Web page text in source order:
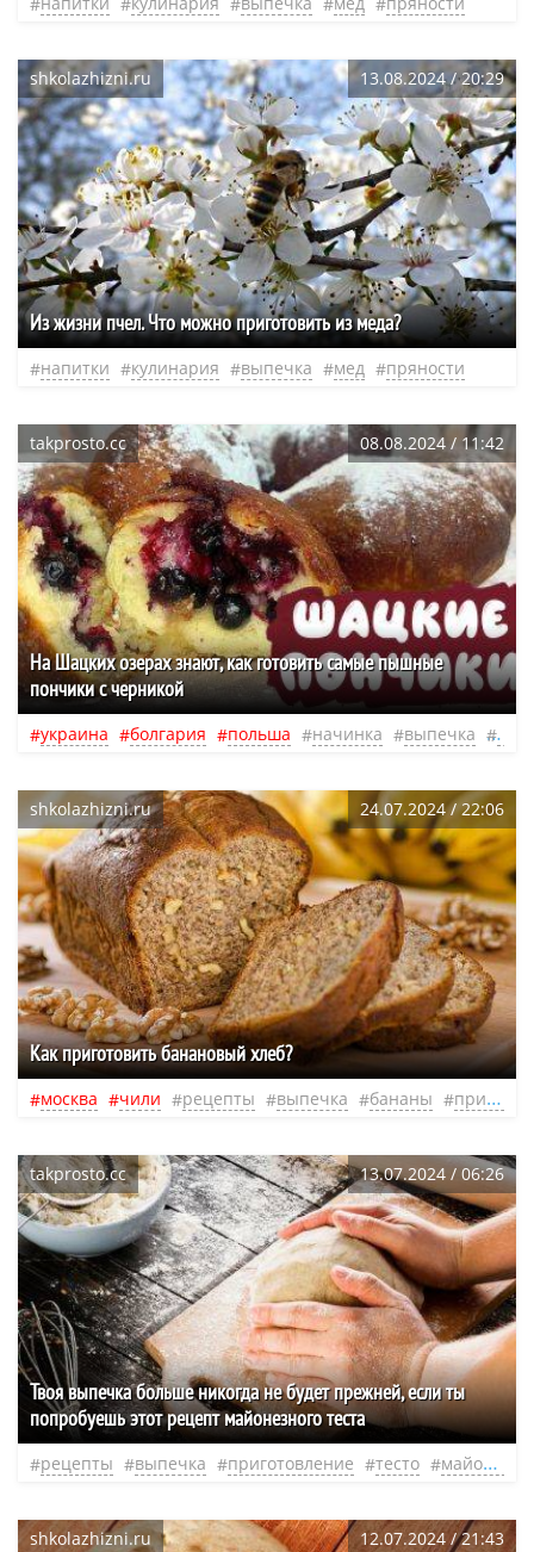
shkolazhizni.ru 13.08.2024 / 20:29
Из жизни пчел. Что можно приготовить из меда?
напитки кулинария выпечка мед пряности
takprosto.cc 08.08.2024 / 11:42
На Шацких озерах знают, как готовить самые пышные
пончики с черникой
украина болгария польша начинка выпечка еда
shkolazhizni.ru 24.07.2024 / 22:06
Как приготовить банановый хлеб?
москва чили рецепты выпечка бананы приготовление
takprosto.cc 13.07.2024 / 06:26
Твоя выпечка больше никогда не будет прежней, если ты
попробуешь этот рецепт майонезного теста
рецепты выпечка приготовление тесто майонез
shkolazhizni.ru 12.07.2024 / 21:43